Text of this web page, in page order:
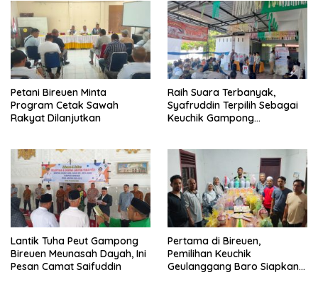
Petani Bireuen Minta
Program Cetak Sawah
Rakyat Dilanjutkan
Raih Suara Terbanyak,
Syafruddin Terpilih Sebagai
Keuchik Gampong
Lantik Tuha Peut Gampong
Bireuen Meunasah Dayah, Ini
Pertama di Bireuen,
Pemilihan Keuchik
Geulanggang Baro Siapkan